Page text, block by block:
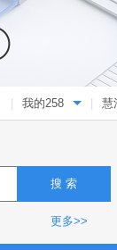
我的258 慧
搜 索
更多>>